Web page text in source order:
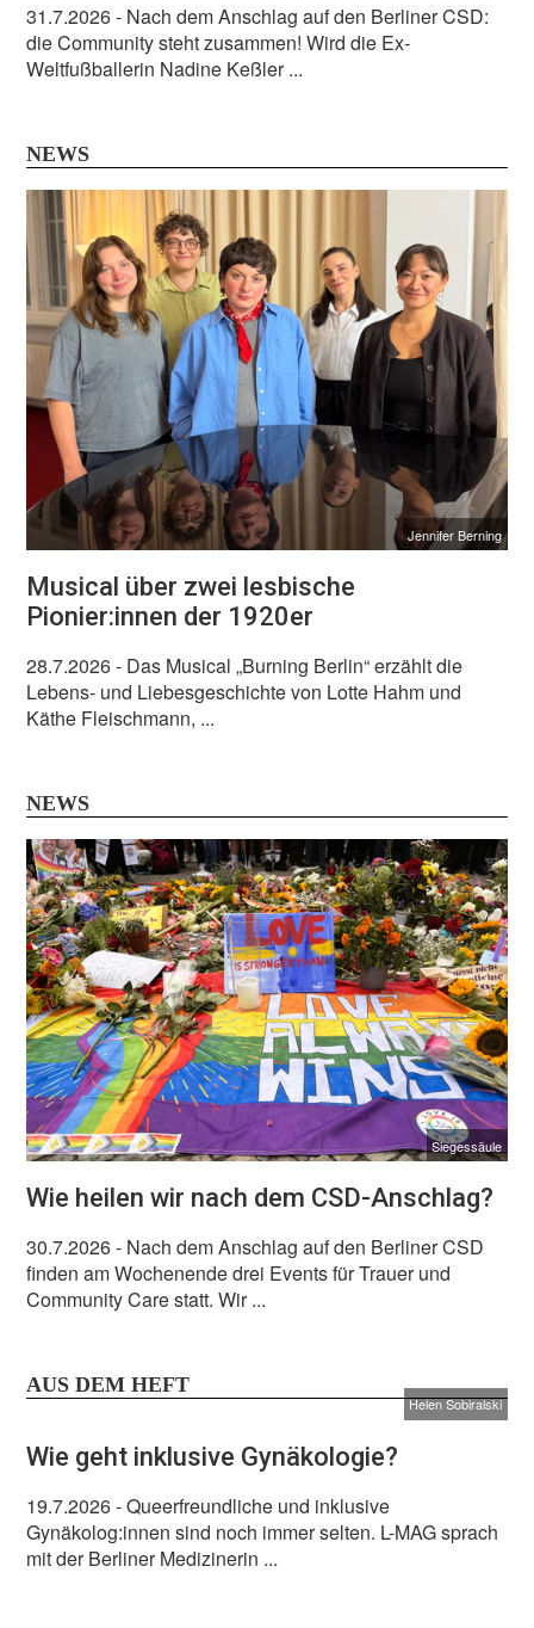
31.7.2026- Nach dem Anschlag auf den Berliner CSD:
die Community steht zusammen! Wird die Ex-
Weltfußballerin Nadine Keßler ...
NEWS
Jennifer Berning
Musical über zwei lesbische
Pionier:innen der 1920er
28.7.2026- Das Musical „Burning Berlin“ erzählt die
Lebens- und Liebesgeschichte von Lotte Hahm und
Käthe Fleischmann, ...
NEWS
Siegessäule
Wie heilen wir nach dem CSD-Anschlag?
30.7.2026- Nach dem Anschlag auf den Berliner CSD
finden am Wochenende drei Events für Trauer und
Community Care statt. Wir ...
AUS DEM HEFT
Helen Sobiralski
Wie geht inklusive Gynäkologie?
19.7.2026- Queerfreundliche und inklusive
Gynäkolog:innen sind noch immer selten. L-MAG sprach
mit der Berliner Medizinerin ...